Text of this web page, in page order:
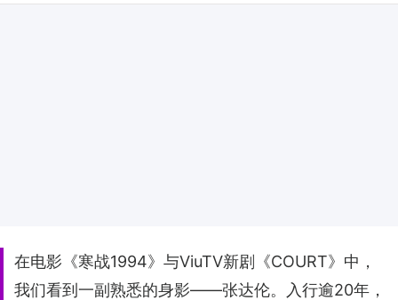
在电影《寒战1994》与ViuTV新剧《COURT》中，
我们看到一副熟悉的身影——张达伦。入行逾20年，